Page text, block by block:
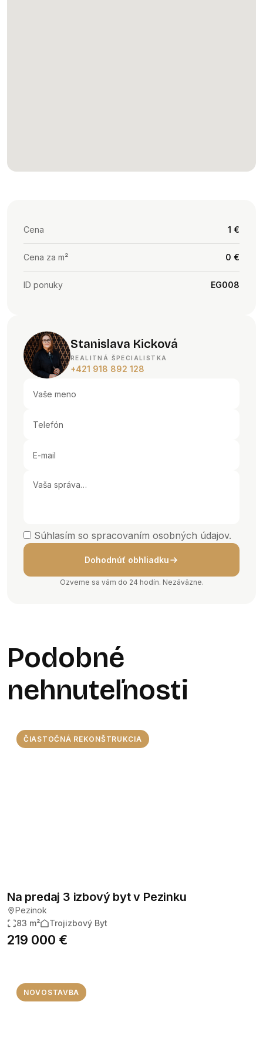
Cena 1 €
Cena za m² 0 €
ID ponuky EG008
Stanislava Kicková
REALITNÁ ŠPECIALISTKA
+421 918 892 128
Súhlasím so spracovaním osobných údajov.
Dohodnúť obhliadku
Ozveme sa vám do 24 hodín. Nezáväzne.
Podobné
nehnuteľnosti
ČIASTOČNÁ REKONŠTRUKCIA
Na predaj 3 izbový byt v Pezinku
Pezinok
83 m²
Trojizbový Byt
219 000 €
NOVOSTAVBA